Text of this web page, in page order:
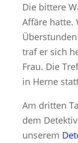
Die bittere
Affäre hatte.
traf er sich
Frau. Die
in Herne
Am dritten
dem
unserem